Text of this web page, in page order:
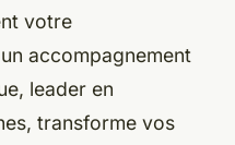
votre
accompagnement
leader en
transforme vos